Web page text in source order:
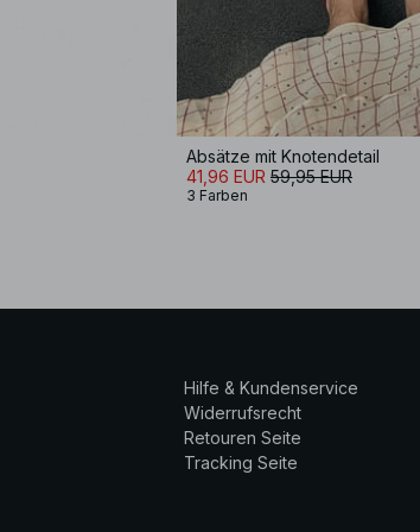
Absätze mit Knotendetail
41,96 EUR 59,95 EUR
3 Farben
Hilfe & Kundenservice
Widerrufsrecht
Retouren Seite
Tracking Seite